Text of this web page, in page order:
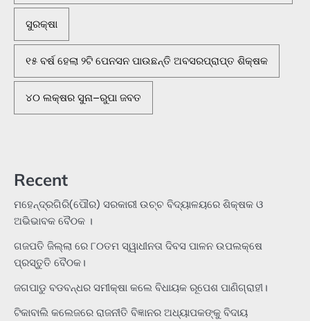
ସୁରକ୍ଷା
୧୫ ବର୍ଷ ହେଲା ୨ଟି ପେନସନ ପାଉଛନ୍ତି ଅବସରପ୍ରାପ୍ତ ଶିକ୍ଷକ
୪୦ ଲକ୍ଷର ସୁନା–ରୁପା ଜବତ
Recent
ମହେନ୍ଦ୍ରଗିରି(ପୌର) ସରକାରୀ ଉଚ୍ଚ ବିଦ୍ୟାଳୟରେ ଶିକ୍ଷକ ଓ
ଅଭିଭାବକ ବୈଠକ ।
ଗଜପତି ଜିଲ୍ଲା ରେ ୮୦ତମ ସ୍ୱାଧୀନତା ଦିବସ ପାଳନ ଉପଲକ୍ଷେ
ପ୍ରସ୍ତୁତି ବୈଠକ।
ଜଗପାଡୁ ବଡବନ୍ଧର ସମୀକ୍ଷା କଲେ ବିଧାୟକ ରୂପେଶ ପାଣିଗ୍ରାହୀ।
ଟିକାବାଲି କଲେଜରେ ରାଜନୀତି ବିଜ୍ଞାନର ଅଧ୍ୟାପକଙ୍କୁ ବିଦାୟ